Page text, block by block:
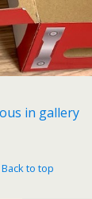
in gallery
Back to top